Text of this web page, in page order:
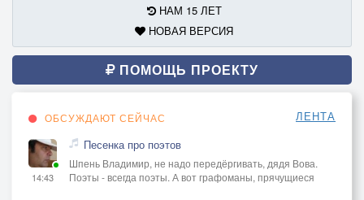
НАМ 15 ЛЕТ
НОВАЯ ВЕРСИЯ
ПОМОЩЬ ПРОЕКТУ
ОБСУЖДАЮТ СЕЙЧАС ЛЕНТА
14:43
Песенка про поэтов
Шпень Владимир, не надо передёргивать, дядя Вова.
Поэты - всегда поэты. А вот графоманы, прячущиеся